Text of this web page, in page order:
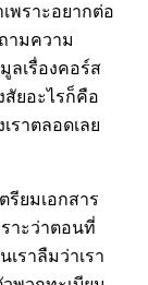
พราะอยากต่อ
ามความ
ลเรื่องคอร์ส
สัยอะไรก็คือ
ราตลอดเลย
รียมเอกสาร
าะว่าตอนที่
ราลืมว่าเรา